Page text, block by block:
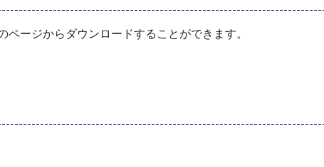
ページからダウンロードすることができます。